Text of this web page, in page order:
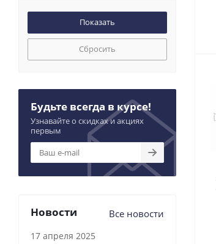
Сбросить
Будьте всегда в курсе!
Узнавайте о скидках и акциях
первым
Новости Все новости
17 апреля 2025